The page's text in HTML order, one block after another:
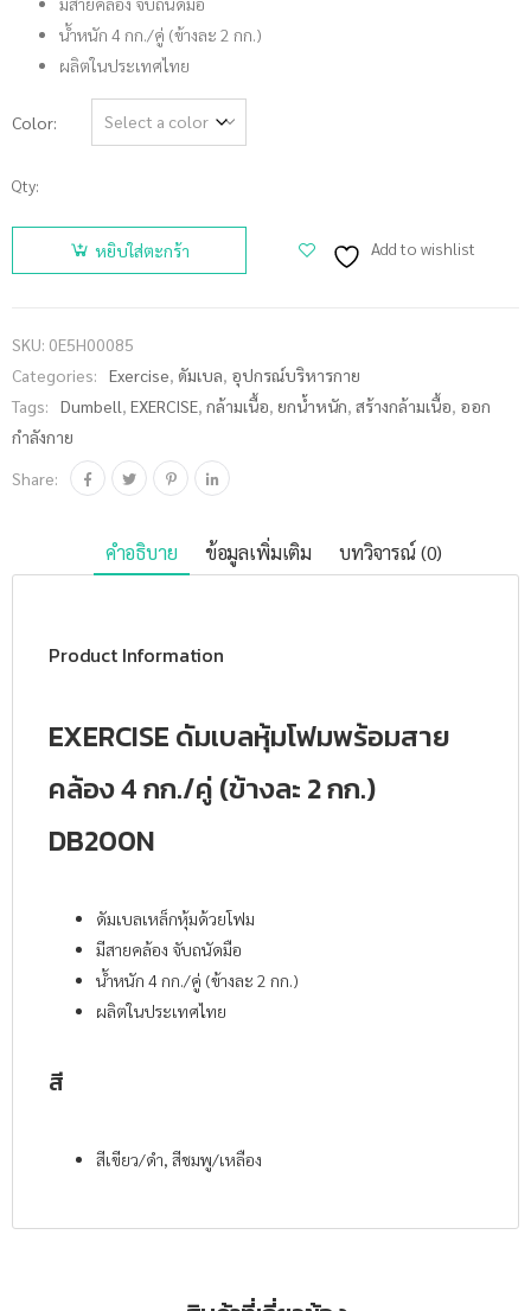
น้ำหนัก 4 กก./คู่ (ข้างละ 2 กก.)
ผลิตในประเทศไทย
Color
Qty:
จำนวน
EXERCISE
ดัมเบลหุ้ม
กก./คู่ (ข้าง
ละ 2 กก.)
DB200N
ชิ้น
หยิบใส่ตะกร้า Add to wishlist
SKU: 0E5H00085
Categories:
Exercise, ดัมเบล, อุปกรณ์บริหารกาย
Tags:
Dumbell, EXERCISE, กล้ามเนื้อ, ยกน้ำหนัก, สร้างกล้ามเนื้อ, ออก
กำลังกาย
Share:
คำอธิบาย ข้อมูลเพิ่มเติม บทวิจารณ์ (0)
Product Information
EXERCISE ดัมเบลหุ้มโฟมพร้อมสาย
คล้อง 4 กก./คู่ (ข้างละ 2 กก.)
DB200N
ดัมเบลเหล็กหุ้มด้วยโฟม
มีสายคล้อง จับถนัดมือ
น้ำหนัก 4 กก./คู่ (ข้างละ 2 กก.)
ผลิตในประเทศไทย
สี
สีเขียว/ดำ, สีชมพู/เหลือง